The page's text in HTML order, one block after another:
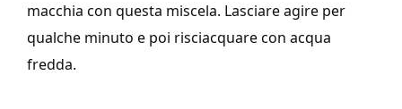
macchia con questa miscela. Lasciare agire per
qualche minuto e poi risciacquare con acqua
fredda.